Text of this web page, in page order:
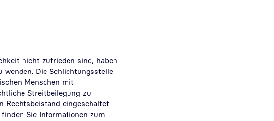
nicht zufrieden sind, haben
wenden. Die Schlichtungsstelle
Menschen mit
Streitbeilegung zu
Rechtsbeistand eingeschaltet
finden Sie Informationen zum